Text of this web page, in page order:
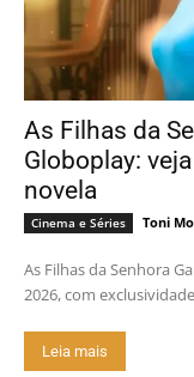
As Filhas da
Globoplay:
novela
Cinema e Séries Toni
As Filhas da Senhora
2026, com
Leia mais